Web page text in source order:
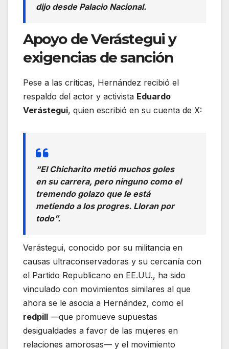
dijo desde Palacio Nacional.
Apoyo de Verástegui y
exigencias de sanción
Pese a las críticas, Hernández recibió el
respaldo del actor y activista Eduardo
Verástegui, quien escribió en su cuenta de X:
“El Chicharito metió muchos goles
en su carrera, pero ninguno como el
tremendo golazo que le está
metiendo a los progres. Lloran por
todo”.
Verástegui, conocido por su militancia en
causas ultraconservadoras y su cercanía con
el Partido Republicano en EE.UU., ha sido
vinculado con movimientos similares al que
ahora se le asocia a Hernández, como el
redpill —que promueve supuestas
desigualdades a favor de las mujeres en
relaciones amorosas— y el movimiento